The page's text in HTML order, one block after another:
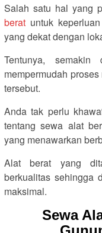
Salah satu hal yang
berat untuk
yang dekat dengan
Tentunya,
mempermudah
tersebut.
Anda tak perlu
tentang sewa alat
yang menawarkan
Alat berat yang
berkualitas sehingga
maksimal.
Sewa